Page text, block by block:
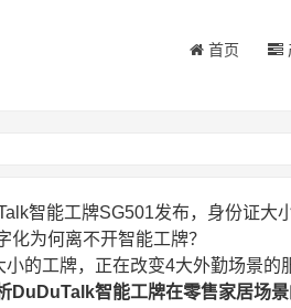
首页
智能工牌SG501发布，身份证大
化为何离不开智能工牌？
小的工牌，正在改变4大外勤场景的
DuDuTalk智能工牌在零售家居场